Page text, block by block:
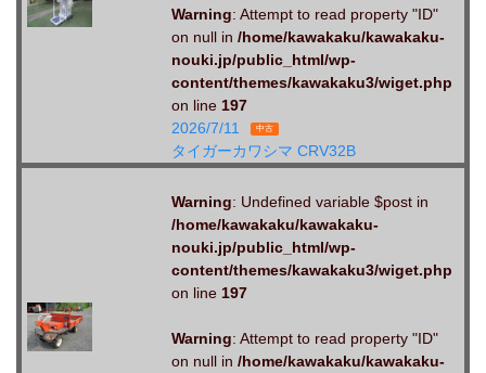
Warning: Attempt to read property "ID"
on null in /home/kawakaku/kawakaku-
nouki.jp/public_html/wp-
content/themes/kawakaku3/wiget.php
on line 197
2026/7/11
中古
タイガーカワシマ CRV32B
Warning: Undefined variable $post in
/home/kawakaku/kawakaku-
nouki.jp/public_html/wp-
content/themes/kawakaku3/wiget.php
on line 197
Warning: Attempt to read property "ID"
on null in /home/kawakaku/kawakaku-